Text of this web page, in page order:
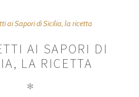
AI SAPORI DI
LA RICETTA
✻